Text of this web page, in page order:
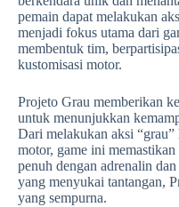
pemain dapat melakukan
menjadi fokus utama dari
membentuk tim,
kustomisasi motor.
Projeto Grau memberikan
untuk menunjukkan
Dari melakukan aksi
motor, game ini memastikan
penuh dengan adrenalin
yang menyukai tantangan,
yang sempurna.